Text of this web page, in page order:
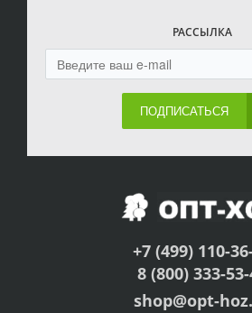
РАССЫЛКА
ПОДПИСАТЬСЯ
+7 (499) 110-
8 (800) 333-
shop@opt-